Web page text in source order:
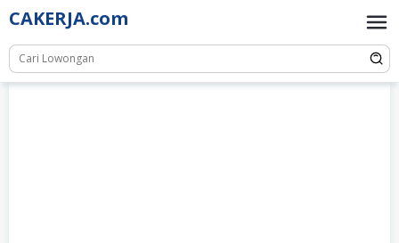
Skip
to
content
CAKERJA.com